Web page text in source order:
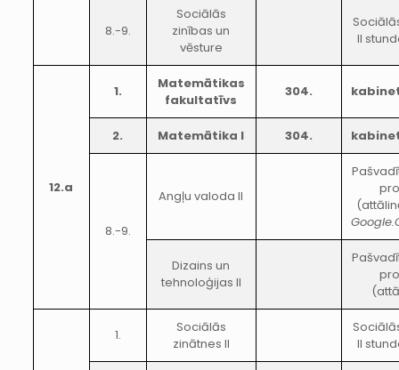
8.-9.
Sociālās
zinības un
vēsture
II
12.a
1.
Matemātikas
fakultatīvs
304.
2. Matemātika I 304.
8.-9.
Angļu valoda II
Dizains un
tehnoloģijas II
1.
Sociālās
zinātnes II
II